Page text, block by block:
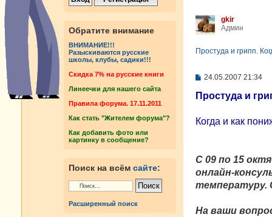
Обратите внимание
ВНИМАНИЕ!!!
Разыскиваются русские
школы, клубы, садики!!!
Cкидка 7% на русские книги
Линеечки для нашего сайта
Правила форума. 17.11.2011
Как стать "Жителем форума"?
Как добавить фото или
картинку в сообщение?
Поиск на всём сайте:
Расширенный поиск
gkir
Админ
Простуда и грипп.
С
о
б
е
24.05.2007 21:34
Простуда и
Когда и как
C 09 по 15
онлайн-
температуру.
На ваши